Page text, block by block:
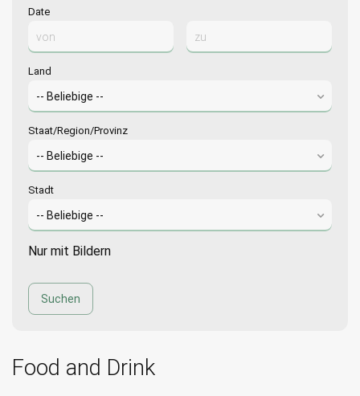
Date
Land
Staat/Region/Provinz
Stadt
Nur mit Bildern
Food and Drink